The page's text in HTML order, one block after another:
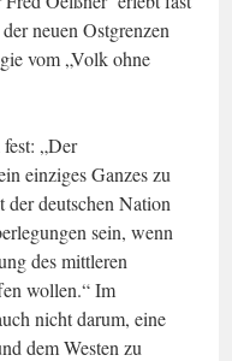
neuen Ostgrenzen
vom „Volk ohne
„Der
einziges Ganzes zu
deutschen Nation
sein, wenn
des mittleren
wollen.“ Im
nicht darum, eine
dem Westen zu